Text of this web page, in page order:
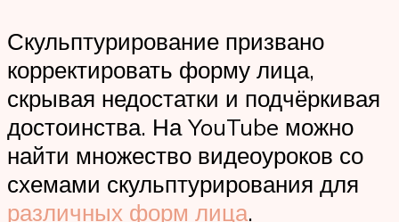
Скульптурирование призвано
корректировать форму лица,
скрывая недостатки и подчёркивая
достоинства. На YouTube можно
найти множество видеоуроков со
схемами скульптурирования для
различных форм лица.